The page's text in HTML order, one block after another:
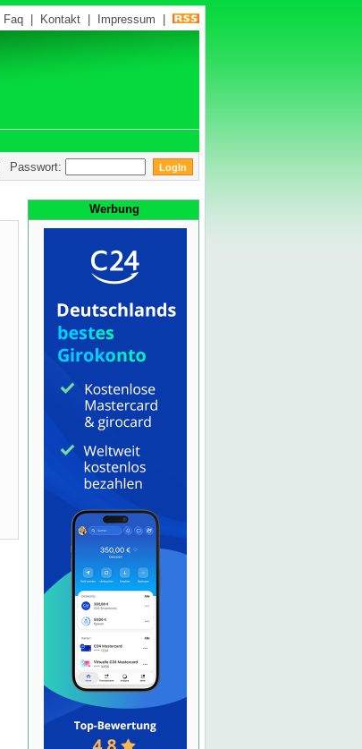
Faq Kontakt Impressum
Passwort:
Werbung